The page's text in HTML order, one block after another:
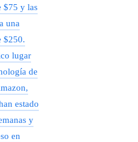
$75 y las
una
$250.
lugar
de
estado
y
en